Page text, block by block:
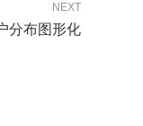
NEXT
分布图形化